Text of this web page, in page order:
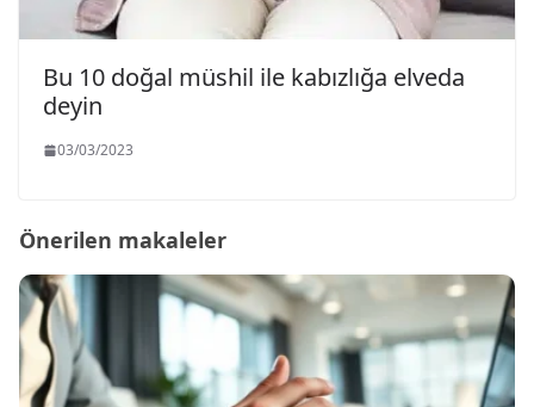
Bu 10 doğal müshil ile kabızlığa elveda
deyin
03/03/2023
Önerilen makaleler